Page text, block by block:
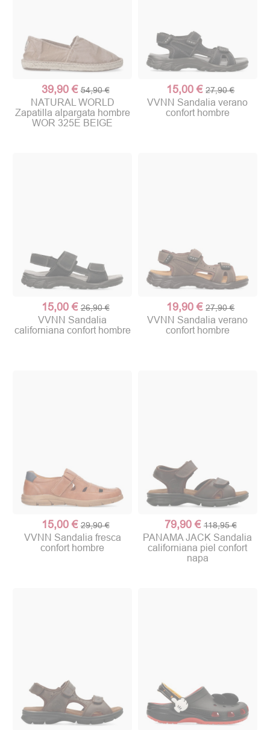
39,90 € 54,90 €
NATURAL WORLD
Zapatilla alpargata hombre
WOR 325E BEIGE
15,00 € 27,90 €
VVNN Sandalia verano
confort hombre
15,00 € 26,90 €
VVNN Sandalia
californiana confort hombre
19,90 € 27,90 €
VVNN Sandalia verano
confort hombre
15,00 € 29,90 €
VVNN Sandalia fresca
confort hombre
79,90 € 118,95 €
PANAMA JACK Sandalia
californiana piel confort
napa